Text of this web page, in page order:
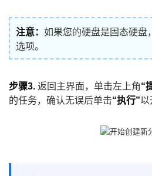
注意： 如果您的硬盘是固态硬盘
选项。
步骤3. 返回主界面，单击左上角“
的任务，确认无误后单击“执行”以